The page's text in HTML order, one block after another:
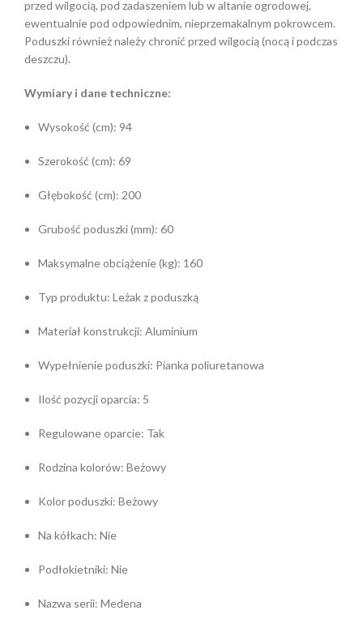
przed wilgocią, pod zadaszeniem lub w altanie ogrodowej,
ewentualnie pod odpowiednim, nieprzemakalnym pokrowcem.
Poduszki również należy chronić przed wilgocią (nocą i podczas
deszczu).
Wymiary i dane techniczne:
Wysokość (cm): 94
Szerokość (cm): 69
Głębokość (cm): 200
Grubość poduszki (mm): 60
Maksymalne obciążenie (kg): 160
Typ produktu: Leżak z poduszką
Materiał konstrukcji: Aluminium
Wypełnienie poduszki: Pianka poliuretanowa
Ilość pozycji oparcia: 5
Regulowane oparcie: Tak
Rodzina kolorów: Beżowy
Kolor poduszki: Beżowy
Na kółkach: Nie
Podłokietniki: Nie
Nazwa serii: Medena